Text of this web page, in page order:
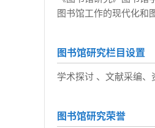
图书馆工作的现代化和
图书馆研究栏目设置
学术探讨 、文献采编
图书馆研究荣誉